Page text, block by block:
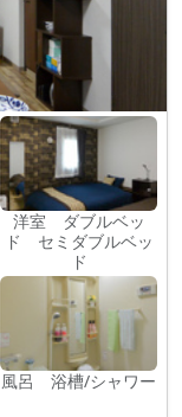
洋室 ダブルベッ
ド セミダブルベッ
ド
風呂 浴槽/シャワー